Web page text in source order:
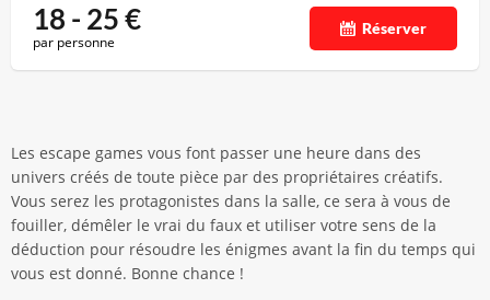
18 - 25€
par personne
Réserver
Les escape games vous font passer une heure dans des
univers créés de toute pièce par des propriétaires créatifs.
Vous serez les protagonistes dans la salle, ce sera à vous de
fouiller, démêler le vrai du faux et utiliser votre sens de la
déduction pour résoudre les énigmes avant la fin du temps qui
vous est donné. Bonne chance !